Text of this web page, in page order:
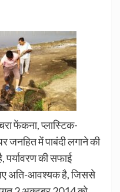
फेंकना, प्लास्टिक-
जनहित में पाबंदी लगाने की
की सफाई
अति-आवश्यक है, जिससे